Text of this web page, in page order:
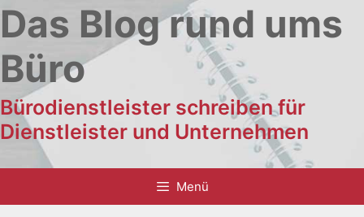
Das Blog rund ums
Büro
Bürodienstleister schreiben für
Dienstleister und Unternehmen
Menü